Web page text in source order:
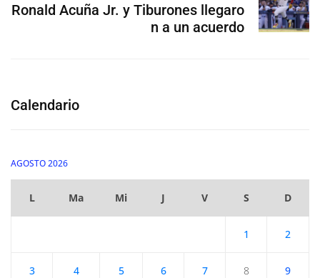
Ronald Acuña Jr. y Tiburones llegaro
n a un acuerdo
Calendario
AGOSTO 2026
L Ma Mi J V S D
1 2
3 4 5 6 7 8 9